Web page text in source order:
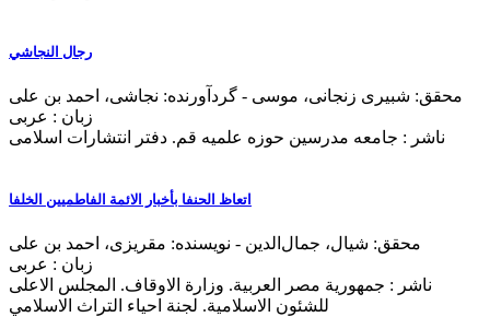
رجال النجاشي
محقق: شبیری زنجانی، موسی - گردآورنده: نجاشی، احمد بن علی
زبان : عربی
ناشر : جامعه مدرسین حوزه علمیه قم. دفتر انتشارات اسلامی
اتعاظ الحنفا بأخبار الائمة الفاطمیین الخلفا
محقق: شیال، جمال‌الدین - نویسنده: مقریزی، احمد بن علی
زبان : عربی
ناشر : جمهوریة مصر العربية. وزارة الاوقاف. المجلس الاعلی
للشئون الاسلامية. لجنة احياء التراث الاسلامي